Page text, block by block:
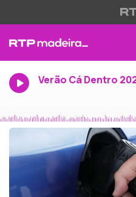
Verão Cá Dentro